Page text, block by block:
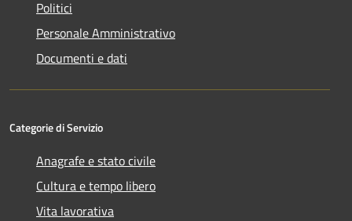
Politici
Personale Amministrativo
Documenti e dati
Categorie di Servizio
Anagrafe e stato civile
Cultura e tempo libero
Vita lavorativa